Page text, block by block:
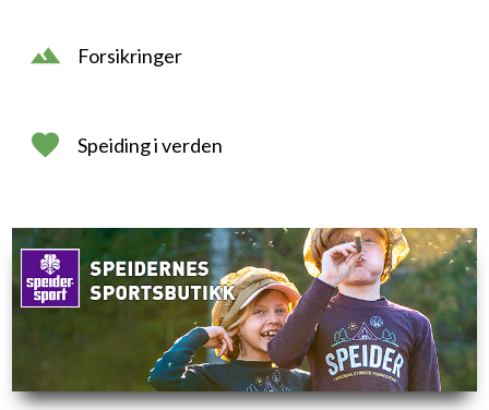
Forsikringer
Speiding i verden